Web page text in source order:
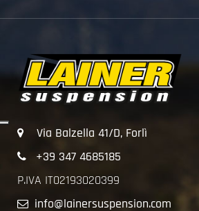
Via Balzella 41/D, Forlì
+39 347 4685185
P.IVA IT02193020399
info@lainersuspension.com